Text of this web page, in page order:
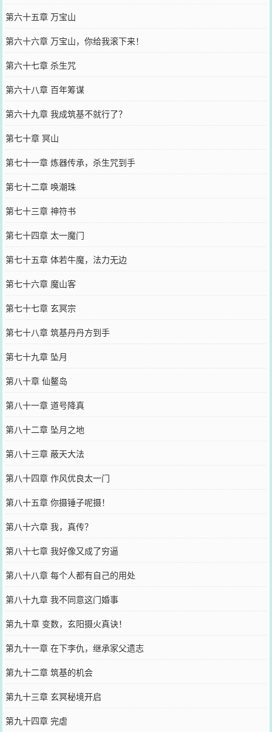
第六十五章 万宝山
第六十六章 万宝山，你给我滚下来！
第六十七章 杀生咒
第六十八章 百年筹谋
第六十九章 我成筑基不就行了？
第七十章 冥山
第七十一章 炼器传承，杀生咒到手
第七十二章 唤潮珠
第七十三章 神符书
第七十四章 太一魔门
第七十五章 体若牛魔，法力无边
第七十六章 魔山客
第七十七章 玄冥宗
第七十八章 筑基丹丹方到手
第七十九章 坠月
第八十章 仙鳌岛
第八十一章 道号降真
第八十二章 坠月之地
第八十三章 蔽天大法
第八十四章 作风优良太一门
第八十五章 你摄锤子呢摄！
第八十六章 我，真传？
第八十七章 我好像又成了穷逼
第八十八章 每个人都有自己的用处
第八十九章 我不同意这门婚事
第九十章 变数，玄阳摄火真诀！
第九十一章 在下李仇，继承家父遗志
第九十二章 筑基的机会
第九十三章 玄冥秘境开启
第九十四章 完虐